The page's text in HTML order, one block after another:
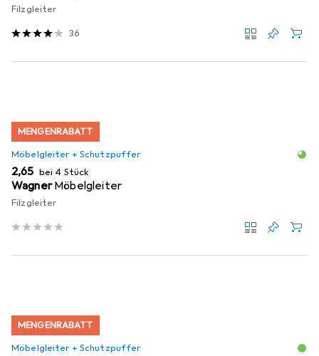
Filzgleiter
36
MENGENRABATT
Möbelgleiter + Schutzpuffer
EUR
2,65 bei 4 Stück
Wagner Möbelgleiter
Filzgleiter
MENGENRABATT
Möbelgleiter + Schutzpuffer